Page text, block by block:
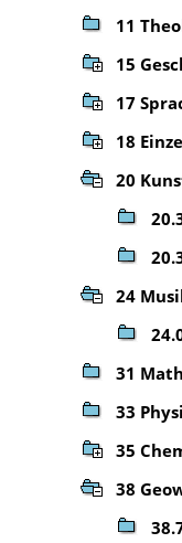
11
15
17
18
20
24
31
33
35
38